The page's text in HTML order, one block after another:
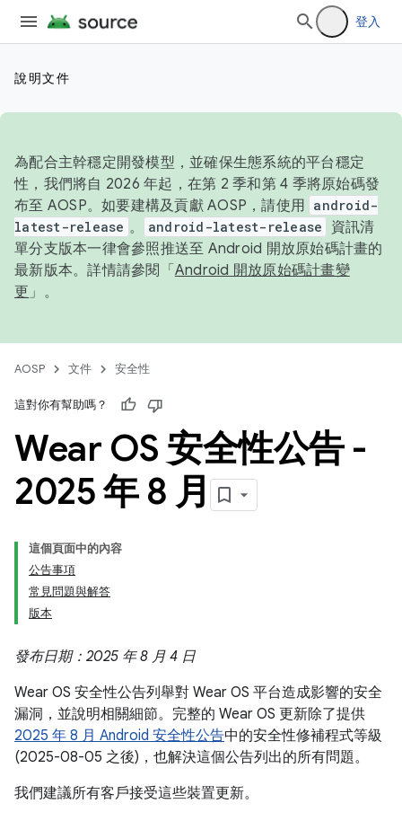
登入
說明文件
為配合主幹穩定開發模型，並確保生態系統的平台穩定
性，我們將自 2026 年起，在第 2 季和第 4 季將原始碼發
布至 AOSP。如要建構及貢獻 AOSP，請使用 android-
latest-release 。 android-latest-release
資訊清
單分支版本一律會參照推送至 Android 開放原始碼計畫的
最新版本。詳情請參閱「 Android 開放原始碼計畫變
更 」。
AOSP 文件 安全性
這對你有幫助嗎？
Wear OS 安全性公告 -
2025 年 8 月
這個頁面中的內容
公告事項
常見問題與解答
版本
發布日期：2025 年 8 月 4 日
Wear OS 安全性公告列舉對 Wear OS 平台造成影響的安全
漏洞，並說明相關細節。完整的 Wear OS 更新除了提供
2025 年 8 月 Android 安全性公告中的安全性修補程式等級
(2025-08-05 之後)，也解決這個公告列出的所有問題。
我們建議所有客戶接受這些裝置更新。